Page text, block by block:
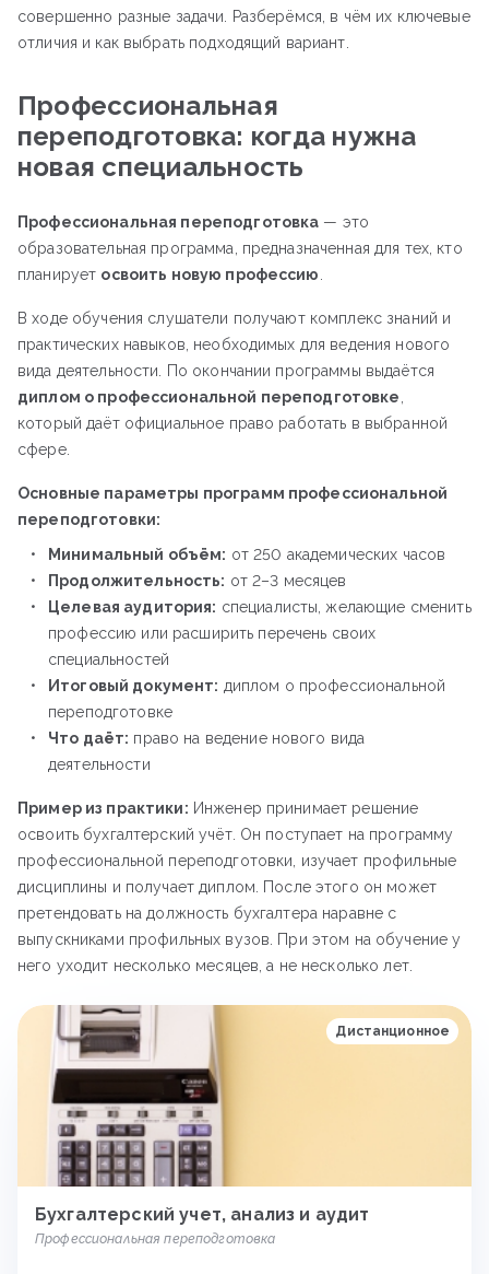
совершенно разные задачи. Разберёмся, в чём их ключевые
отличия и как выбрать подходящий вариант.
Профессиональная
переподготовка: когда нужна
новая специальность
Профессиональная переподготовка — это
образовательная программа, предназначенная для тех, кто
планирует освоить новую профессию
В ходе обучения слушатели получают комплекс знаний и
практических навыков, необходимых для ведения нового
вида деятельности. По окончании программы выдаётся
диплом о профессиональной переподготовке
который даёт официальное право работать в выбранной
сфере.
Основные параметры программ профессиональной
переподготовки:
Минимальный объём: от 250 академических часов
Продолжительность: от 2–3 месяцев
Целевая аудитория: специалисты, желающие сменить
профессию или расширить перечень своих
специальностей
Итоговый документ: диплом о профессиональной
переподготовке
Что даёт: право на ведение нового вида
деятельности
Пример из практики: Инженер принимает решение
освоить бухгалтерский учёт. Он поступает на программу
профессиональной переподготовки, изучает профильные
дисциплины и получает диплом. После этого он может
претендовать на должность бухгалтера наравне с
выпускниками профильных вузов. При этом на обучение у
него уходит несколько месяцев, а не несколько лет.
Дистанционное
Бухгалтерский учет, анализ и аудит
Профессиональная переподготовка